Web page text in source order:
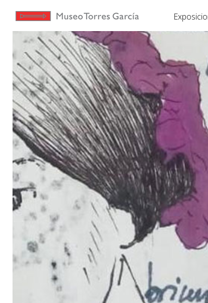
Exposiciones
Torres
García
Museo
Educación
Yo te
Invito
Tienda
Novedades
Contacto